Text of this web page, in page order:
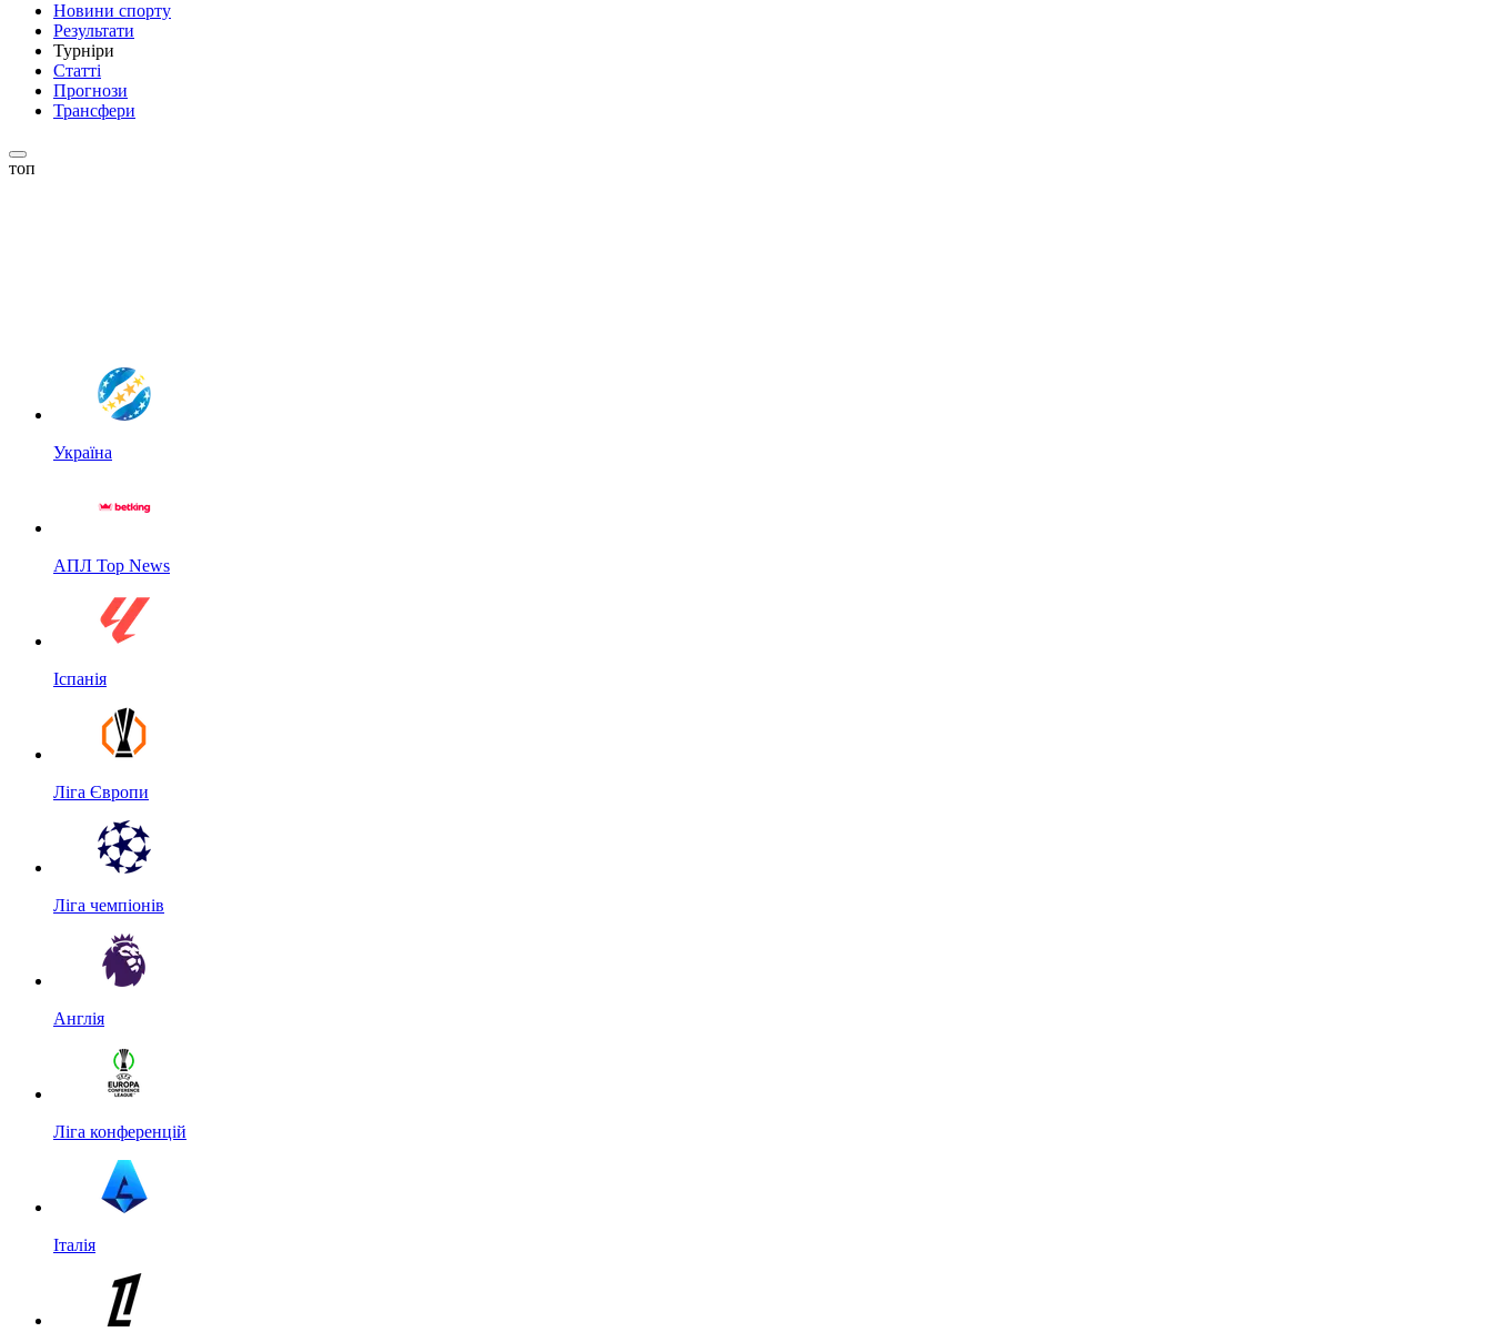
Новини спорту
Результати
Турніри
Статті
Прогнози
Трансфери
топ
Україна
АПЛ Top News
Іспанія
Ліга Європи
Ліга чемпіонів
Англія
Ліга конференцій
Італія